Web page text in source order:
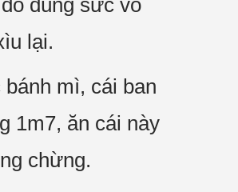
dùng sức vỗ
lại.
mì, cái ban
1m7, ăn cái này
chừng.